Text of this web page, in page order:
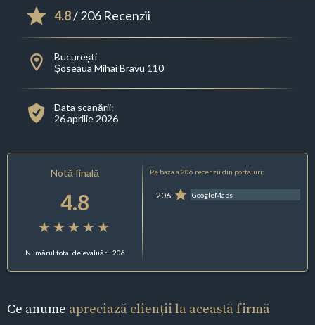
4.8/ 206 Recenzii
București
Șoseaua Mihai Bravu 110
Data scanării:
26 aprilie 2026
Notă finală
4.8
Numărul total de evaluări: 206
Pe baza a 206 recenzii din portaluri:
206 GoogleMaps
Ce anume apreciază clienții la această firmă